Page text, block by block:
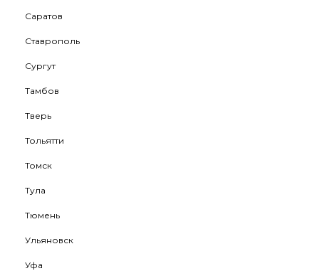
Саратов
Ставрополь
Сургут
Тамбов
Тверь
Тольятти
Томск
Тула
Тюмень
Ульяновск
Уфа